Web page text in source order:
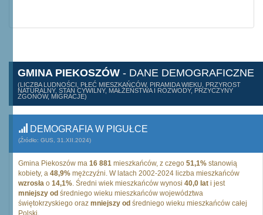
GMINA PIEKOSZÓW - DANE DEMOGRAFICZNE
(LICZBA LUDNOŚCI, PŁEĆ MIESZKAŃCÓW, PIRAMIDA WIEKU, PRZYROST
NATURALNY, STAN CYWILNY, MAŁŻEŃSTWA I ROZWODY, PRZYCZYNY
ZGONÓW, MIGRACJE)
DEMOGRAFIA W PIGUŁCE
(Źródło: GUS, 31.XII.2024)
Gmina Piekoszów ma 16 881 mieszkańców, z czego 51,1% stanowią
kobiety, a 48,9% mężczyźni. W latach 2002-2024 liczba mieszkańców
wzrosła o 14,1%. Średni wiek mieszkańców wynosi 40,0 lat i jest
mniejszy od średniego wieku mieszkańców województwa
świętokrzyskiego oraz mniejszy od średniego wieku mieszkańców całej
Polski.